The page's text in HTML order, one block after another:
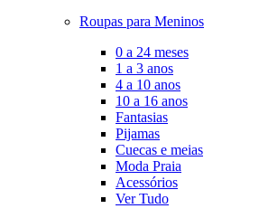
Roupas para Meninos
0 a 24 meses
1 a 3 anos
4 a 10 anos
10 a 16 anos
Fantasias
Pijamas
Cuecas e meias
Moda Praia
Acessórios
Ver Tudo